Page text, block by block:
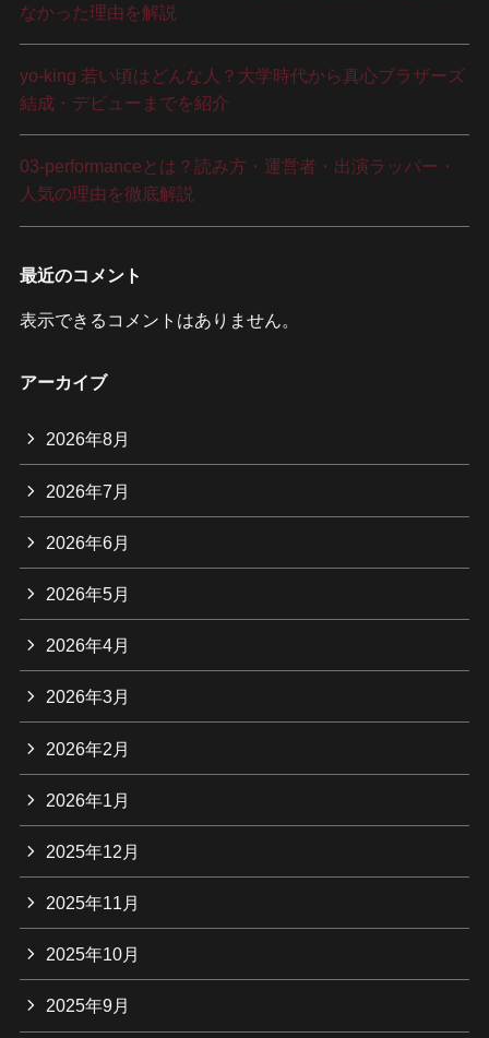
なかった理由を解説
yo-king 若い頃はどんな人？大学時代から真心ブラザーズ
結成・デビューまでを紹介
03-performanceとは？読み方・運営者・出演ラッパー・
人気の理由を徹底解説
最近のコメント
表示できるコメントはありません。
アーカイブ
2026年8月
2026年7月
2026年6月
2026年5月
2026年4月
2026年3月
2026年2月
2026年1月
2025年12月
2025年11月
2025年10月
2025年9月